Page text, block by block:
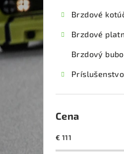
ý
p
a
Brzdové
Brzdové
Brzdový
Príslušenstvo
Cena
€ 111